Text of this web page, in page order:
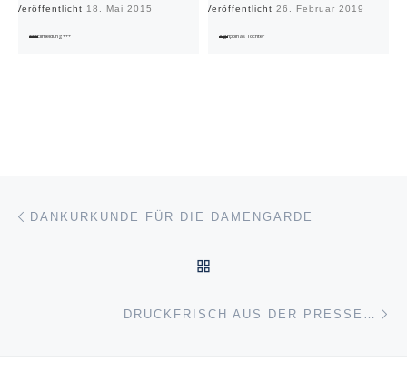
Veröffentlicht 18. Mai 2015
+++Eilmeldung+++
Veröffentlicht 26. Februar 2019
Agrippinas Töchter
Beitragsnavigation
DANKURKUNDE FÜR DIE DAMENGARDE
DRUCKFRISCH AUS DER PRESSE…